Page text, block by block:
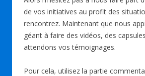
de vos initiatives au profit des
rencontrez. Maintenant que nous
géant à faire des vidéos, des
attendons vos témoignages.
Pour cela, utilisez la partie